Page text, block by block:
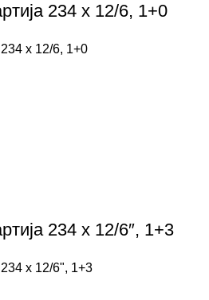
234 x 12/6, 1+0
234 x 12/6, 1+0
234 x 12/6″, 1+3
234 x 12/6", 1+3